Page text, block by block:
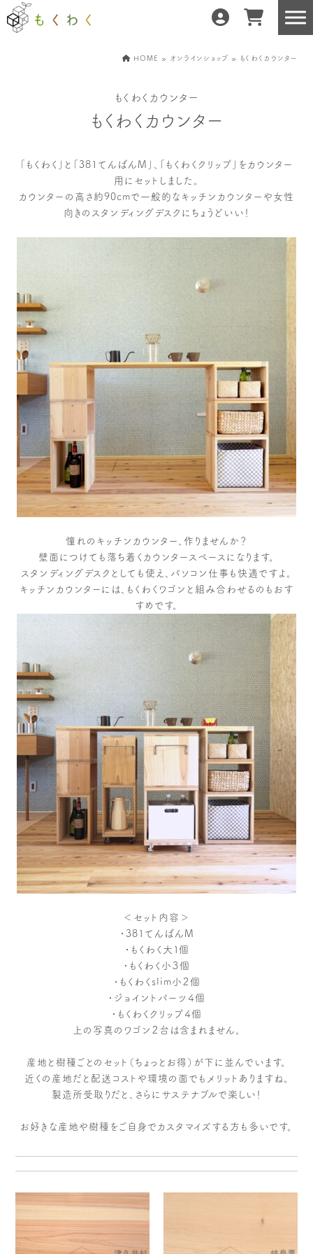
もくわくだけの特徴 地域の職人の手仕事で
どんな暮らしにもフィット 森と暮らしを環る
お知らせ もくわくの使い方&選び方
出店情報！ メディア掲載＆プレスリリース
HOME » オンラインショップ » もくわくカウンター
もくわくカウンター
もくわくカウンター
「もくわく」と「381てんばんM」、「もくわくクリップ」をカウンター
用にセットしました。
カウンターの高さ約90cmで一般的なキッチンカウンターや女性
向きのスタンディングデスクにちょうどいい！
憧れのキッチンカウンター、作りませんか？
壁面につけても落ち着くカウンタースペースになります。
スタンディングデスクとしても使え、パソコン仕事も快適ですよ。
キッチンカウンターには、もくわくワゴンと組み合わせるのもおす
すめです。
＜セット内容＞
・381てんばんM
・もくわく大１個
・もくわく小３個
・もくわくslim小２個
・ジョイントパーツ４個
・もくわくクリップ４個
上の写真のワゴン２台は含まれません。
産地と樹種ごとのセット（ちょっとお得）が下に並んでいます。
近くの産地だと配送コストや環境の面でもメリットありますね。
製造所受取りだと、さらにサステナブルで楽しい！
お好きな産地や樹種をご自身でカスタマイズする方も多いです。